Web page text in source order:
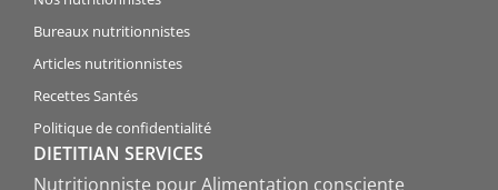
Bureaux nutritionnistes
Articles nutritionnistes
Recettes Santés
Politique de confidentialité
DIETITIAN SERVICES
Nutritionniste pour Alimentation consciente